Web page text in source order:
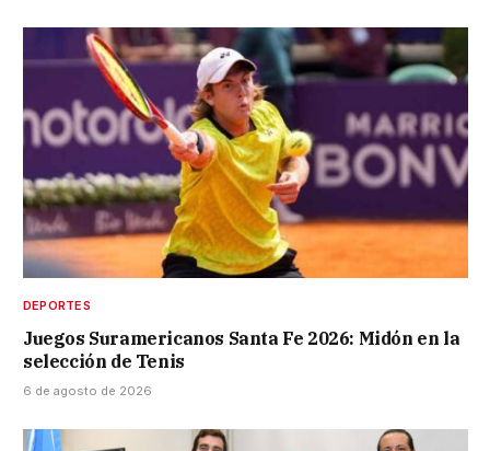
DEPORTES
Juegos Suramericanos Santa Fe 2026: Midón en la
selección de Tenis
6 de agosto de 2026